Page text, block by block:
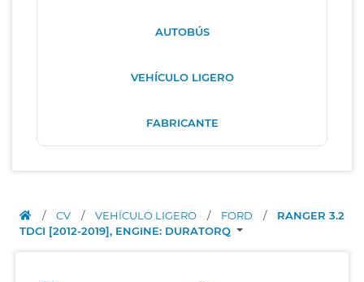
AUTOBÚS
VEHÍCULO LIGERO
FABRICANTE
/ CV / VEHÍCULO LIGERO / FORD /
RANGER 3.2
TDCI [2012-2019], ENGINE: DURATORQ